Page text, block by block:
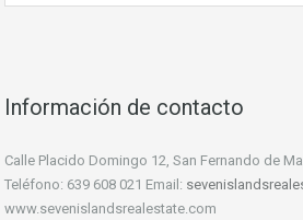
Información de contacto
Calle Placido Domingo 12, San Fernando de
Teléfono: 639 608 021 Email:
www.sevenislandsrealestate.com